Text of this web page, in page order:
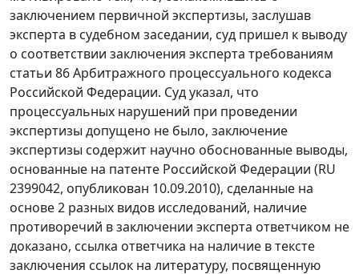
заключением первичной экспертизы, заслушав
эксперта в судебном заседании, суд пришел к выводу
о соответствии заключения эксперта требованиям
статьи 86Арбитражного процессуального кодекса
Российской Федерации. Суд указал, что
процессуальных нарушений при проведении
экспертизы допущено не было, заключение
экспертизы содержит научно обоснованные выводы,
основанные на патенте Российской Федерации (RU
2399042, опубликован 10.09.2010), сделанные на
основе 2 разных видов исследований, наличие
противоречий в заключении эксперта ответчиком не
доказано, ссылка ответчика на наличие в тексте
заключения ссылок на литературу, посвященную